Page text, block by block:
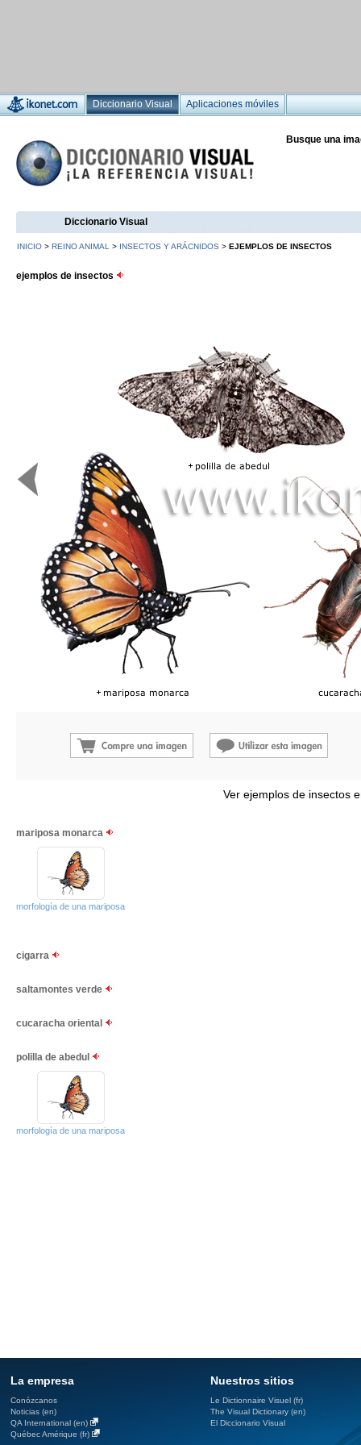
Diccionario Visual Aplicaciones móviles
Busque una
Diccionario Visual
INICIO > REINO ANIMAL > INSECTOS Y ARÁCNIDOS > EJEMPLOS DE INSECTOS
ejemplos de insectos
Ver ejemplos de insectos
mariposa monarca
morfología de una mariposa
cigarra
saltamontes verde
cucaracha oriental
polilla de abedul
morfología de una mariposa
La empresa
Conózcanos
Noticias (en)
QA International (en)
Québec Amérique (fr)
Nuestros sitios
Le Dictionnaire Visuel (fr)
The Visual Dictionary (en)
El Diccionario Visual